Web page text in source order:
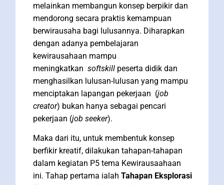
melainkan membangun konsep berpikir dan
mendorong secara praktis kemampuan
berwirausaha bagi lulusannya. Diharapkan
dengan adanya pembelajaran
kewirausahaan mampu
meningkatkan softskill peserta didik dan
menghasilkan lulusan-lulusan yang mampu
menciptakan lapangan pekerjaan (job
creator) bukan hanya sebagai pencari
pekerjaan (job seeker).
Maka dari itu, untuk membentuk konsep
berfikir kreatif, dilakukan tahapan-tahapan
dalam kegiatan P5 tema Kewirausaahaan
ini. Tahap pertama ialah Tahapan Eksplorasi